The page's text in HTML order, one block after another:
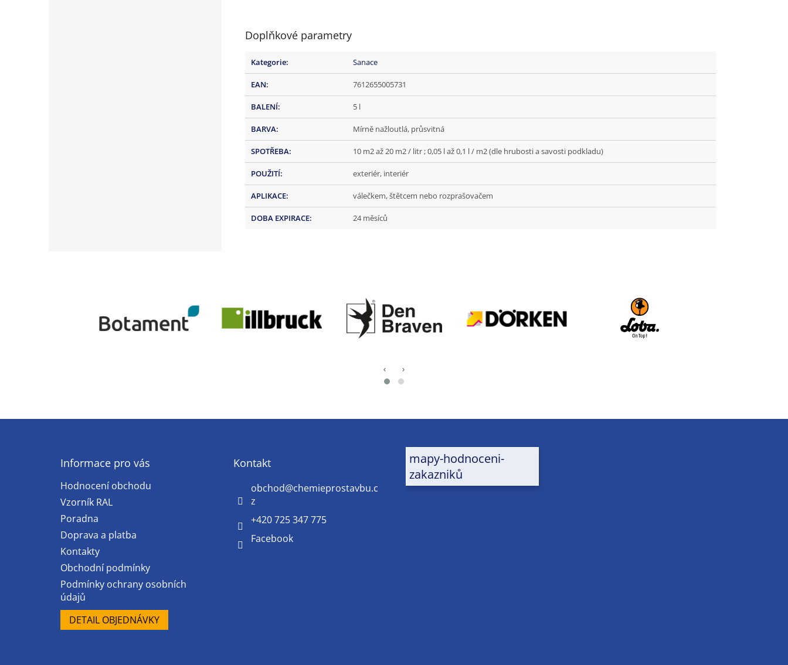
Doplňkové parametry
Kategorie: Sanace
EAN: 7612655005731
BALENÍ: 5 l
BARVA: Mírně nažloutlá, průsvitná
SPOTŘEBA: 10 m2 až 20 m2 / litr ; 0,05 l až 0,1 l / m2 (dle hrubosti a savosti podkladu)
POUŽITÍ: exteriér, interiér
APLIKACE: válečkem, štětcem nebo rozprašovačem
DOBA EXPIRACE: 24 měsíců
‹ ›
Informace pro vás
Hodnocení obchodu
Vzorník RAL
Poradna
Doprava a platba
Kontakty
Obchodní podmínky
Podmínky ochrany osobních
údajů
DETAIL OBJEDNÁVKY
Kontakt
obchod@chemieprostavbu.c
z
+420 725 347 775
Facebook
mapy-hodnoceni-
zakazniků